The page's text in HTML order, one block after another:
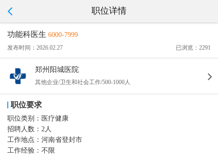
职位详情
功能科医生 6000-7999
发布时间：2026.02.27 已浏览：2291
郑州阳城医院
其他企业/卫生和社会工作/500-1000人
职位要求
职位类别： 医疗健康
招聘人数： 2人
工作地点： 河南省登封市
工作经验： 不限